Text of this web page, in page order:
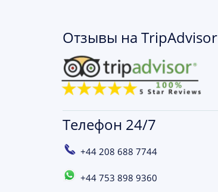
Отзывы на TripAdvisor
Телефон 24/7
+44 208 688 7744
+44 753 898 9360